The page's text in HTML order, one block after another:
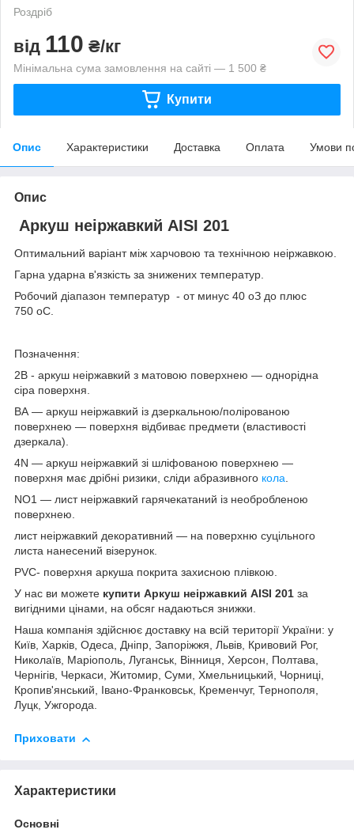
Роздріб
від 110 ₴/кг
Мінімальна сума замовлення на сайті — 1 500 ₴
Купити
Опис Характеристики Доставка Оплата Умови
Опис
Аркуш неіржавкий AISI 201
Оптимальний варіант між харчовою та технічною неіржавкою.
Гарна ударна в'язкість за знижених температур.
Робочий діапазон температур - от минус 40 оЗ до плюс
750 оС.
Позначення:
2В - аркуш неіржавкий з матовою поверхнею — однорідна
сіра поверхня.
ВА — аркуш неіржавкий із дзеркальною/полірованою
поверхнею — поверхня відбиває предмети (властивості
дзеркала).
4N — аркуш неіржавкий зі шліфованою поверхнею —
поверхня має дрібні ризики, сліди абразивного кола.
NO1 — лист неіржавкий гарячекатаний із необробленою
поверхнею.
лист неіржавкий декоративний — на поверхню суцільного
листа нанесений візерунок.
PVC- поверхня аркуша покрита захисною плівкою.
У нас ви можете купити Аркуш неіржавкий AISI 201 за
вигідними цінами, на обсяг надаються знижки.
Наша компанія здійснює доставку на всій території України: у
Київ, Харків, Одеса, Дніпр, Запоріжжя, Львів, Кривовий Рог,
Николаїв, Маріополь, Луганськ, Вінниця, Херсон, Полтава,
Чернігів, Черкаси, Житомир, Суми, Хмельницький, Чорниці,
Кропив'янський, Івано-Франковськ, Кременчуг, Тернополя,
Луцк, Ужгорода.
Приховати
Характеристики
Основні